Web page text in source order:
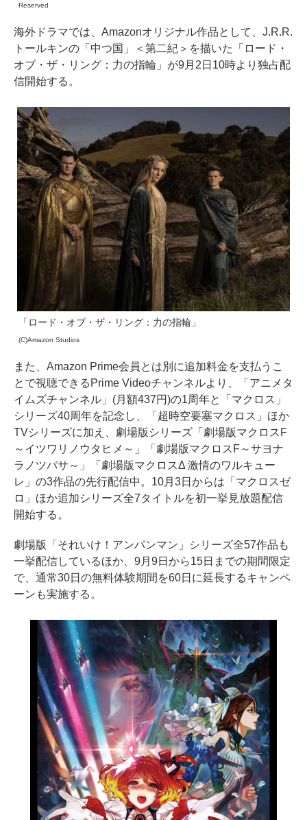
Reserved
海外ドラマでは、Amazonオリジナル作品として、J.R.R.
トールキンの「中つ国」＜第二紀＞を描いた「ロード・
オブ・ザ・リング：力の指輪」が9月2日10時より独占配
信開始する。
「ロード・オブ・ザ・リング：力の指輪」
(C)Amazon Studios
また、Amazon Prime会員とは別に追加料金を支払うこ
とで視聴できるPrime Videoチャンネルより、「アニメタ
イムズチャンネル」(月額437円)の1周年と「マクロス」
シリーズ40周年を記念し、「超時空要塞マクロス」ほか
TVシリーズに加え、劇場版シリーズ「劇場版マクロスF
～イツワリノウタヒメ～」「劇場版マクロスF～サヨナ
ラノツバサ～」「劇場版マクロスΔ 激情のワルキュー
レ」の3作品の先行配信中。10月3日からは「マクロスゼ
ロ」ほか追加シリーズ全7タイトルを初一挙見放題配信
開始する。
劇場版「それいけ！アンパンマン」シリーズ全57作品も
一挙配信しているほか、9月9日から15日までの期間限定
で、通常30日の無料体験期間を60日に延長するキャンペ
ーンも実施する。